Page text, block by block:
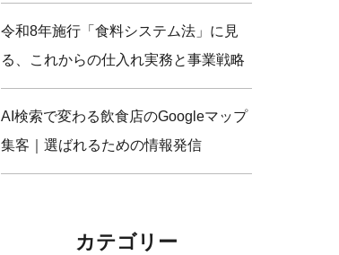
令和8年施行「食料システム法」に見
る、これからの仕入れ実務と事業戦略
AI検索で変わる飲食店のGoogleマップ
集客｜選ばれるための情報発信
カテゴリー